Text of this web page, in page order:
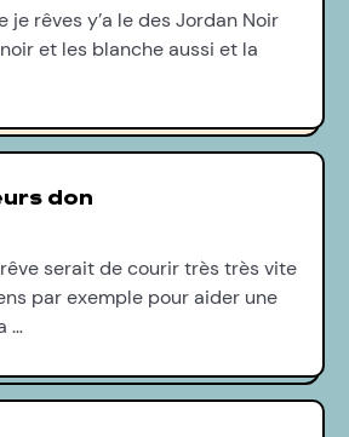
je rêves y’a le des Jordan Noir
et les blanche aussi et la
don
serait de courir très très vite
par exemple pour aider une
…